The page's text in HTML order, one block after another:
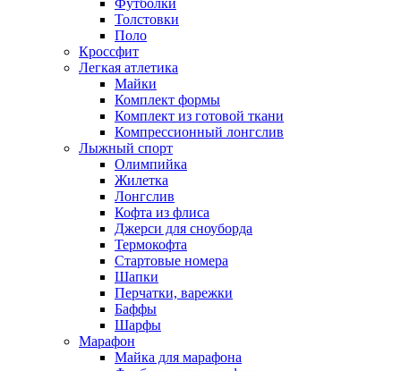
Толстовки
Поло
Кроссфит
Легкая атлетика
Майки
Комплект формы
Комплект из готовой ткани
Компрессионный лонгслив
Лыжный спорт
Олимпийка
Жилетка
Лонгслив
Кофта из флиса
Джерси для сноуборда
Термокофта
Стартовые номера
Шапки
Перчатки, варежки
Баффы
Шарфы
Марафон
Майка для марафона